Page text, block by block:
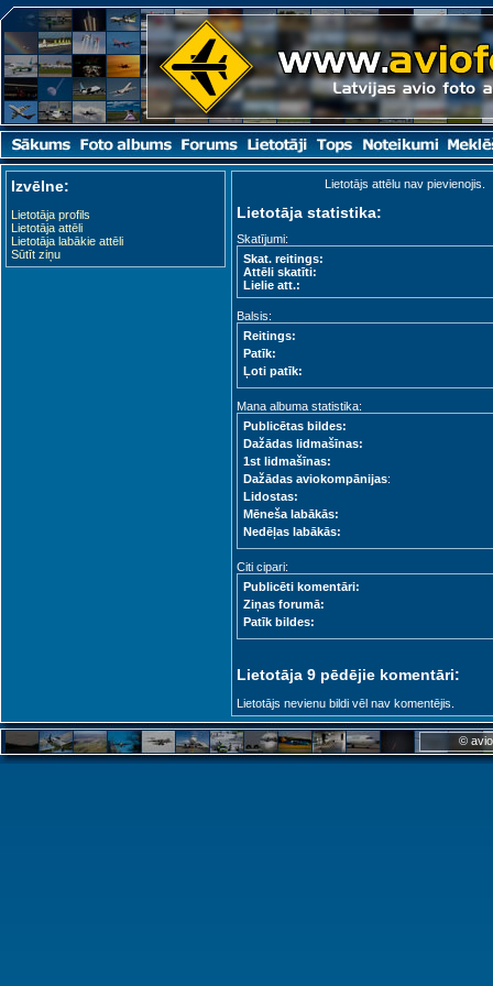
Izvēlne:
Lietotāja profils
Lietotāja attēli
Lietotāja labākie attēli
Sūtīt ziņu
Lietotājs attēlu nav pievienojis.
Lietotāja statistika:
Skatījumi:
Skat. reitings:
Attēli skatīti:
Lielie att.:
Balsis:
Reitings:
Patīk:
Ļoti patīk:
Mana albuma statistika:
Publicētas bildes:
Dažādas lidmašīnas:
1st lidmašīnas:
Dažādas aviokompānijas:
Lidostas:
Mēneša labākās:
Nedēļas labākās:
Citi cipari:
Publicēti komentāri:
Ziņas forumā:
Patīk bildes:
Lietotāja 9 pēdējie komentāri:
Lietotājs nevienu bildi vēl nav komentējis.
©